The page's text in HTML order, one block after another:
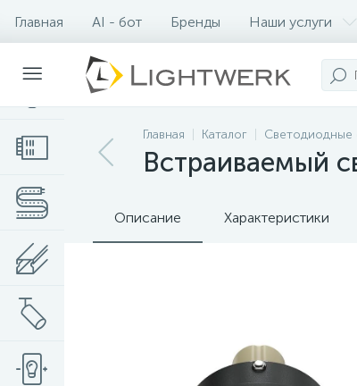
Главная AI - бот Бренды Наши услуги
Контакты
Главная Каталог Светодиодные
Встраиваемый
Описание Характеристики